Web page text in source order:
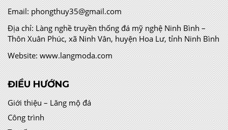
Email: phongthuy35@gmail.com
Địa chỉ:Làng nghề truyền thống đá mỹ nghệ Ninh Bình –
Thôn Xuân Phúc, xã Ninh Vân, huyện Hoa Lư, tỉnh Ninh Bình
Website: www.langmoda.com
ĐIỀU HƯỚNG
Giới thiệu – Lăng mộ đá
Công trình